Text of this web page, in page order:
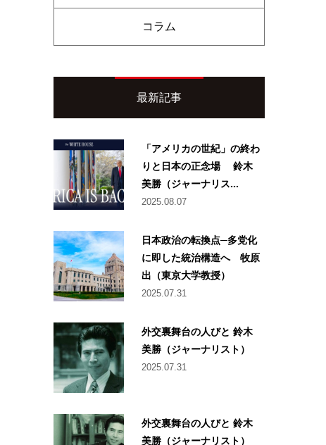
コラム
最新記事
「アメリカの世紀」の終わ
りと日本の正念場 鈴木
美勝（ジャーナリス...
2025.08.07
日本政治の転換点─多党化
に即した統治構造へ 牧原
出（東京大学教授）
2025.07.31
外交裏舞台の人びと 鈴木
美勝（ジャーナリスト）
2025.07.31
外交裏舞台の人びと 鈴木
美勝（ジャーナリスト）